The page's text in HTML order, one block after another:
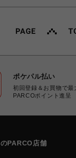
ポケパル払い
初回登録＆お買物で
PARCOポイント進呈
PARCO店舗